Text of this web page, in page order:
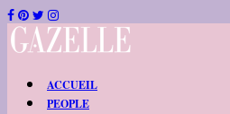
ACCUEIL
PEOPLE